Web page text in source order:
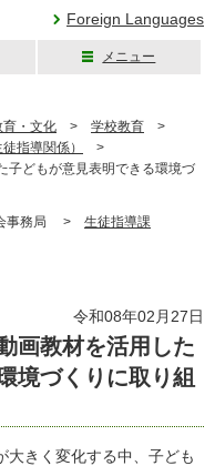
Foreign Languages
メニュー
育・文化 > 学校教育 >
指導関係）
>
どもが意見表明できる環境づ
事務局 > 生徒指導課
令和08年02月27日
画教材を活用した
境づくりに取り組
きく変化する中、子ども